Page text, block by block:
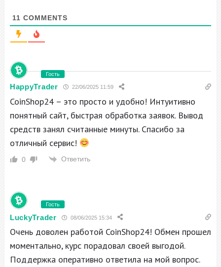
11 COMMENTS
Гость
HappyTrader 22/06/2025 11:59
CoinShop24 – это просто и удобно! Интуитивно
понятный сайт, быстрая обработка заявок. Вывод
средств занял считанные минуты. Спасибо за
отличный сервис!
0 Ответить
Гость
LuckyTrader 08/06/2025 15:34
Очень доволен работой CoinShop24! Обмен прошел
моментально, курс порадовал своей выгодой.
Поддержка оперативно ответила на мой вопрос.